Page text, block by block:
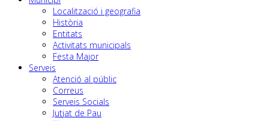
Localització i geografia
Història
Entitats
Activitats municipals
Festa Major
Serveis
Atenció al públic
Correus
Serveis Socials
Jutjat de Pau